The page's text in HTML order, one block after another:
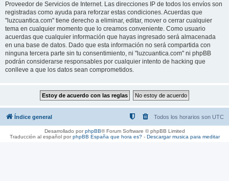
Proveedor de Servicios de Internet. Las direcciones IP de todos los envíos son
registradas como ayuda para reforzar estas condiciones. Acuerdas que
"luzcuantica.com" tiene derecho a eliminar, editar, mover o cerrar cualquier
tema en cualquier momento que lo creamos conveniente. Como usuario
acuerdas que cualquier información que hayas ingresado será almacenada
en una base de datos. Dado que esta información no será compartida con
ninguna tercera parte sin tu consentimiento, ni "luzcuantica.com" ni phpBB
podrán considerarse responsables por cualquier intento de hacking que
conlleve a que los datos sean comprometidos.
Índice general Todos los horarios son UTC
Desarrollado porphpBB® Forum Software © phpBB Limited
Traducción al español porphpBB España que hora es?- Descargar musica para meditar